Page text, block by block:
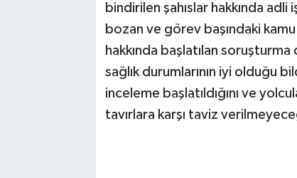
bindirilen şahıslar hakkında adli
bozan ve görev başındaki kamu
hakkında başlatılan
sağlık durumlarının iyi olduğu
inceleme başlatıldığını ve
tavırlara karşı taviz